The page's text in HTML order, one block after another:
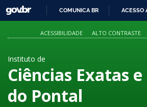
PARA
O
GOVBR
COMUNICA BR ACESSO
ACESSIBILIDADE ALTO CONTRASTE
Instituto de
Ciências Exatas
do Pontal